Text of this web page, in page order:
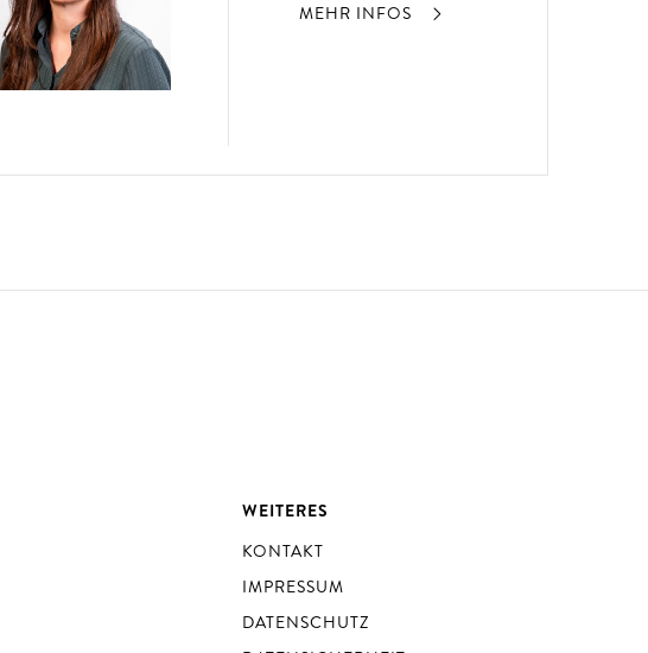
MEHR INFOS
WEITERES
KONTAKT
IMPRESSUM
DATENSCHUTZ